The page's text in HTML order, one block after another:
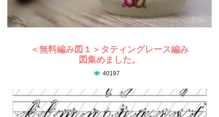
＜無料編み図１＞タティングレース編み
図集めました。
40197